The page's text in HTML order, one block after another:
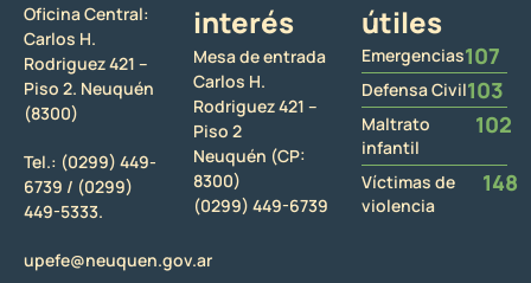
Oficina Central:
Carlos H.
Rodriguez 421 –
Piso 2. Neuquén
(8300)
Tel.: (0299) 449-
6739 / (0299)
449-5333.
upefe@neuquen.gov.ar
interés
Mesa de entrada
Carlos H.
Rodriguez 421 –
Piso 2
Neuquén (CP:
8300)
(0299) 449-6739
útiles
Emergencias107
Defensa Civil103
Maltrato
infantil
102
Víctimas de
violencia
148